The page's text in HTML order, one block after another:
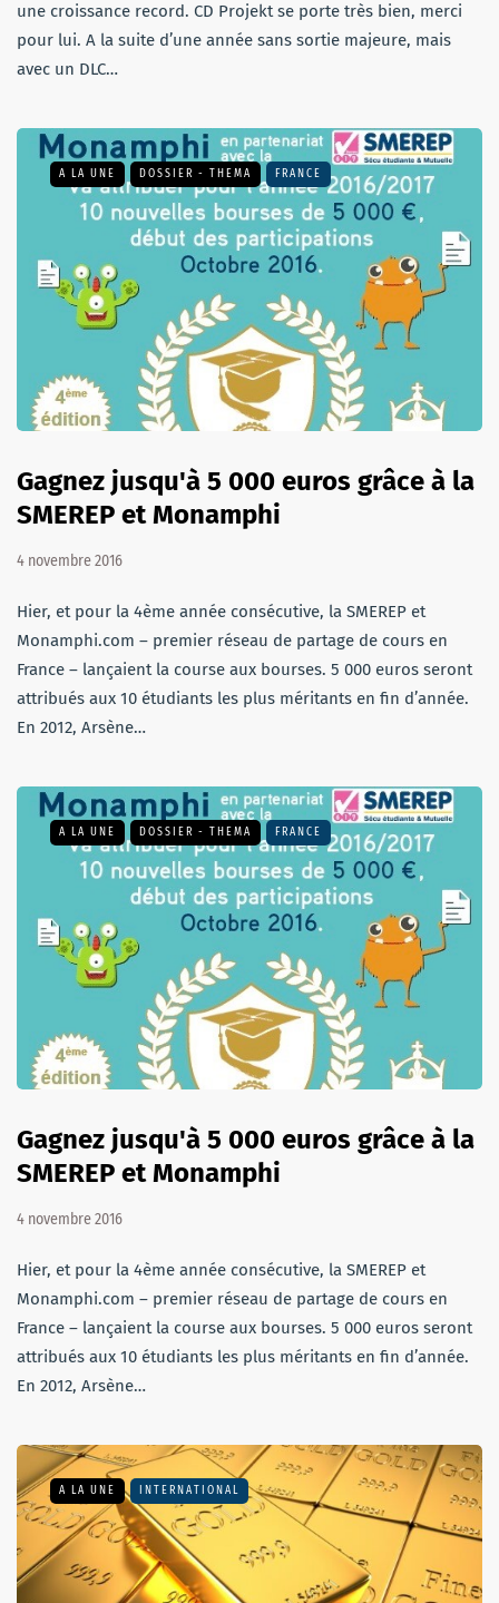
une croissance record. CD Projekt se porte très bien, merci
pour lui. A la suite d’une année sans sortie majeure, mais
avec un DLC…
A LA UNE DOSSIER - THEMA FRANCE
Gagnez jusqu'à 5 000 euros grâce à la
SMEREP et Monamphi
4 novembre 2016
Hier, et pour la 4ème année consécutive, la SMEREP et
Monamphi.com – premier réseau de partage de cours en
France – lançaient la course aux bourses. 5 000 euros seront
attribués aux 10 étudiants les plus méritants en fin d’année.
En 2012, Arsène…
A LA UNE DOSSIER - THEMA FRANCE
Gagnez jusqu'à 5 000 euros grâce à la
SMEREP et Monamphi
4 novembre 2016
Hier, et pour la 4ème année consécutive, la SMEREP et
Monamphi.com – premier réseau de partage de cours en
France – lançaient la course aux bourses. 5 000 euros seront
attribués aux 10 étudiants les plus méritants en fin d’année.
En 2012, Arsène…
A LA UNE INTERNATIONAL